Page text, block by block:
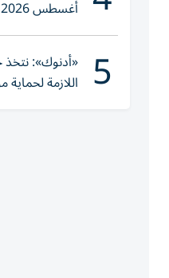
يقترب من هذا
5 «أدنوك»: نتخذ
اللازمة